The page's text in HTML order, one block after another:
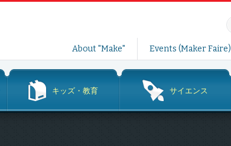
テ
ツ
へ
About "Make" Events (Maker Faire)
キッズ・教育 サイエンス